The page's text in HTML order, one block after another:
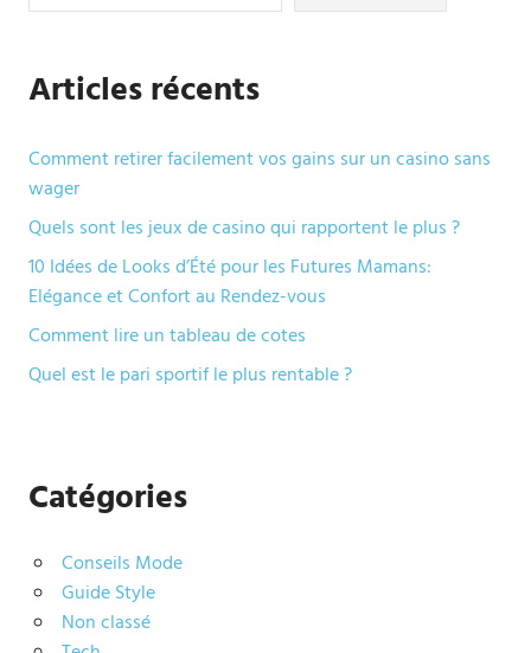
Articles récents
Comment retirer facilement vos gains sur un casino sans
wager
Quels sont les jeux de casino qui rapportent le plus ?
10 Idées de Looks d’Été pour les Futures Mamans:
Elégance et Confort au Rendez-vous
Comment lire un tableau de cotes
Quel est le pari sportif le plus rentable ?
Catégories
Conseils Mode
Guide Style
Non classé